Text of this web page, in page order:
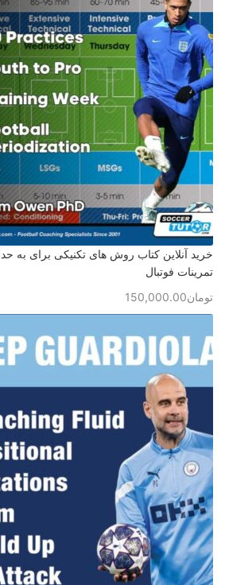
خرید آنلاین کتاب روش های تکنیکی برای به
تمرینات فوتبال
تومان150,000.00